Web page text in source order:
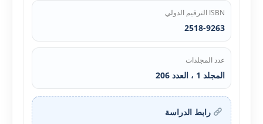
ISBN الترقيم الدولي
2518-9263
عدد المجلدات
المجلد 1 ، العدد 206
رابط الدراسة